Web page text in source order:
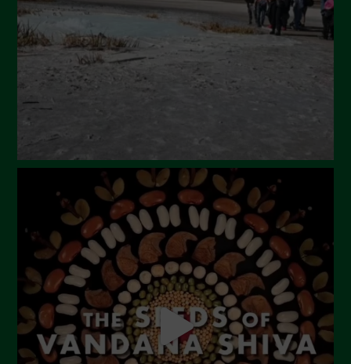
Maggio 2024
Aprile 2024
Marzo 2024
Febbraio 2024
Ottobre 2023
Settembre 2023
Agosto 2023
Luglio 2023
Giugno 2023
Maggio 2023